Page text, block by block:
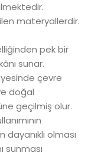
materyallerdir.
pek bir
sunar.
çevre
doğal
geçilmiş olur.
dayanıklı olması
sunması